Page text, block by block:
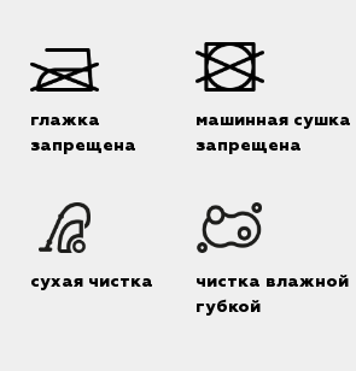
глажка
запрещена
машинная сушка
запрещена
сухая чистка
чистка влажной
губкой